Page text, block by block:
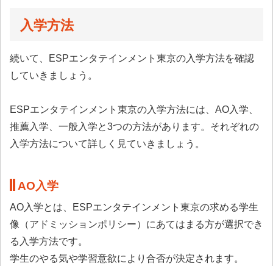
入学方法
続いて、ESPエンタテインメント東京の入学方法を確認
していきましょう。
ESPエンタテインメント東京の入学方法には、AO入学、
推薦入学、一般入学と3つの方法があります。それぞれの
入学方法について詳しく見ていきましょう。
AO入学
AO入学とは、ESPエンタテインメント東京の求める学生
像（アドミッションポリシー）にあてはまる方が選択でき
る入学方法です。
学生のやる気や学習意欲により合否が決定されます。